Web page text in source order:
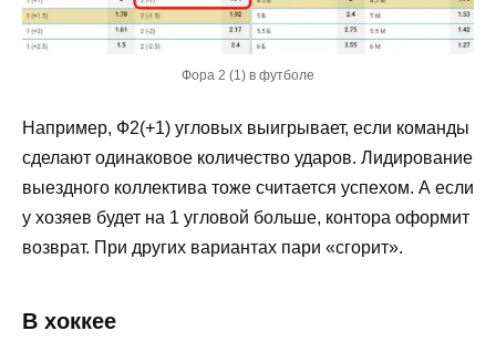
Фора 2 (1) в футболе
Например, Ф2(+1) угловых выигрывает, если команды
сделают одинаковое количество ударов. Лидирование
выездного коллектива тоже считается успехом. А если
у хозяев будет на 1 угловой больше, контора оформит
возврат. При других вариантах пари «сгорит».
В хоккее